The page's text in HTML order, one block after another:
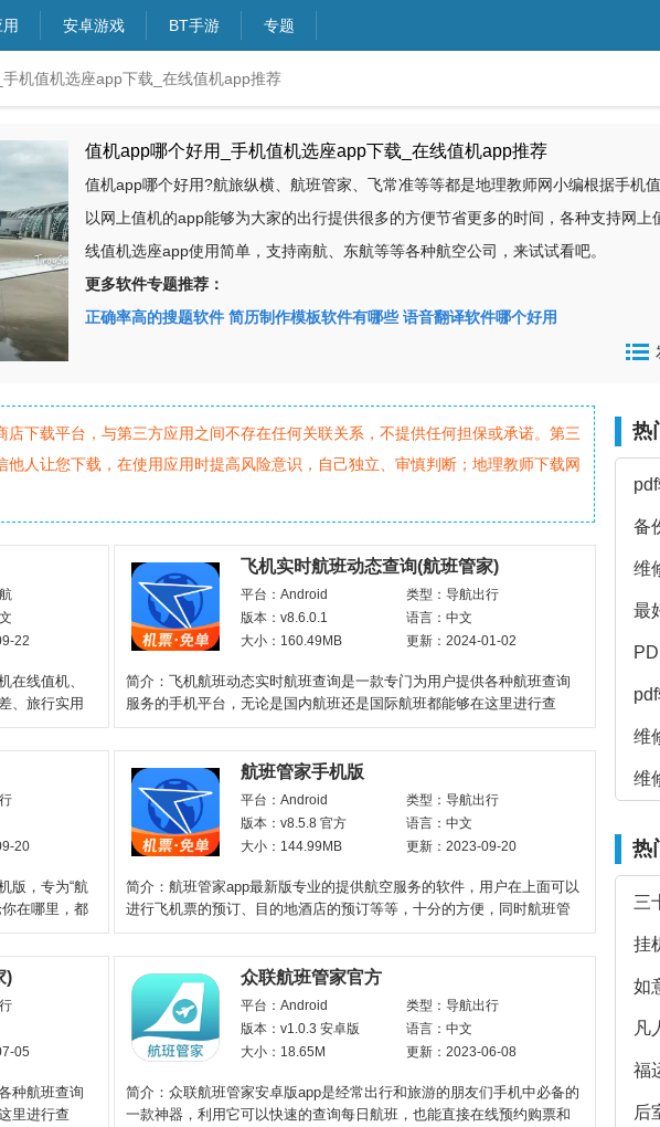
安卓游戏 BT手游 专题
机值机选座app下载_在线值机app推荐
值机app哪个好用_手机值机选座app下载_在线值机app推荐
值机app哪个好用?航旅纵横、航班管家、飞常准等等都是地理教师网小编根据手机
以网上值机的app能够为大家的出行提供很多的方便节省更多的时间，各种支持网
线值机选座app使用简单，支持南航、东航等等各种航空公司，来试试看吧。
更多软件专题推荐：
正确率高的搜题软件 简历制作模板软件有哪些 语音翻译软件哪个好用
下载平台，与第三方应用之间不存在任何关联关系，不提供任何担保或承诺。第三
人让您下载，在使用应用时提高风险意识，自己独立、审慎判断；地理教师下载网
22
在线值机、
、旅行实用
飞机实时航班动态查询(航班管家)
平台：Android
类型：导航出行
版本：v8.6.0.1
语言：中文
大小：160.49MB
更新：2024-01-02
简介：飞机航班动态实时航班查询是一款专门为用户提供各种航班查询
服务的手机平台，无论是国内航班还是国际航班都能够在这里进行查
询，范围极广，除此之
20
版，专为“航
在哪里，都
航班管家手机版
平台：Android
类型：导航出行
版本：v8.5.8 官方
语言：中文
大小：144.99MB
更新：2023-09-20
简介：航班管家app最新版专业的提供航空服务的软件，用户在上面可以
进行飞机票的预订、目的地酒店的预订等等，十分的方便，同时航班管
家app还为大家提供
)
05
种航班查询
里进行查
众联航班管家官方
平台：Android
类型：导航出行
版本：v1.0.3 安卓版
语言：中文
大小：18.65M
更新：2023-06-08
简介：众联航班管家安卓版app是经常出行和旅游的朋友们手机中必备的
一款神器，利用它可以快速的查询每日航班，也能直接在线预约购票和
热
备
维
最
维
维
热
三
挂
如
凡
福
后